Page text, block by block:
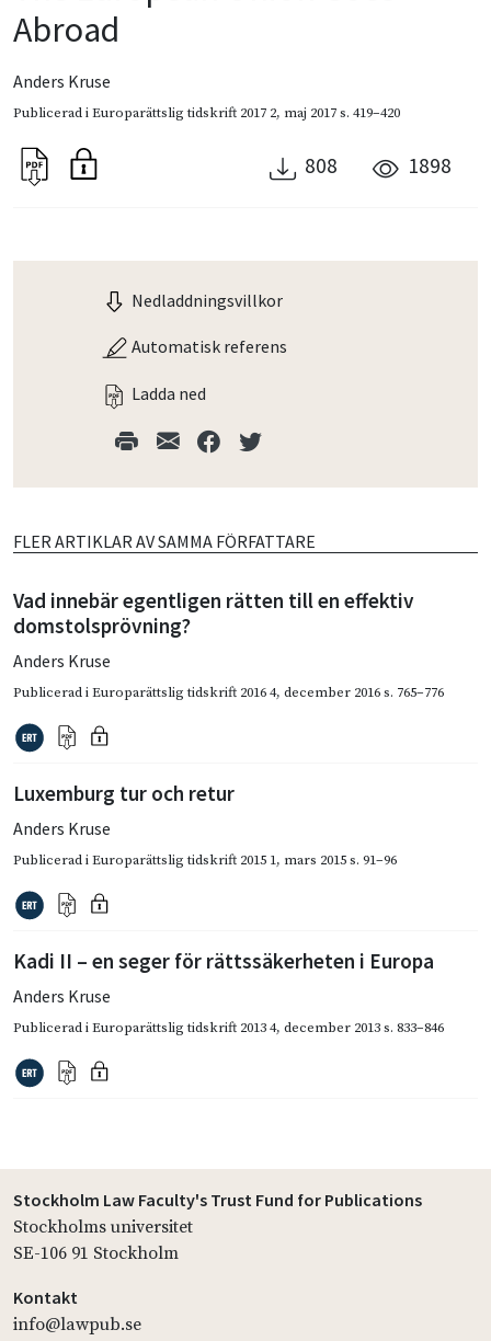
Abroad
Anders Kruse
Publicerad iEuroparättslig tidskrift 2017 2, maj 2017s. 419–420
808 1898
Nedladdningsvillkor
Automatisk referens
Ladda ned
FLER ARTIKLAR AV SAMMA FÖRFATTARE
Vad innebär egentligen rätten till en effektiv
domstolsprövning?
Anders Kruse
Publicerad iEuroparättslig tidskrift 2016 4, december 2016s. 765–776
Luxemburg tur och retur
Anders Kruse
Publicerad iEuroparättslig tidskrift 2015 1, mars 2015s. 91–96
Kadi II – en seger för rättssäkerheten i Europa
Anders Kruse
Publicerad iEuroparättslig tidskrift 2013 4, december 2013s. 833–846
Stockholm Law Faculty's Trust Fund for Publications
Stockholms universitet
SE-106 91 Stockholm
Kontakt
info@lawpub.se